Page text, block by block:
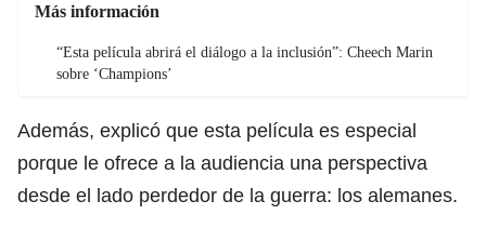
Más información
“Esta película abrirá el diálogo a la inclusión”: Cheech Marin
sobre ‘Champions’
Además, explicó que esta película es especial
porque le ofrece a la audiencia una perspectiva
desde el lado perdedor de la guerra: los alemanes.